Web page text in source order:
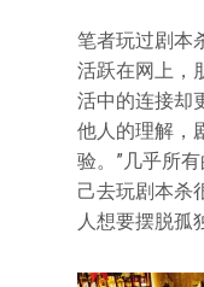
笔者玩过剧本
活跃在网上，
活中的连接却
他人的理解，
验。”几乎所
己去玩剧本杀
人想要摆脱孤